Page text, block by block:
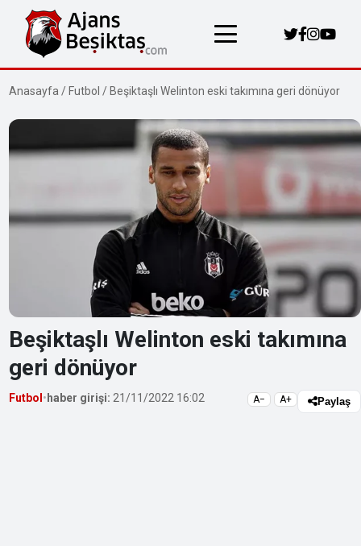
Anasayfa / Futbol / Beşiktaşlı Welinton eski takımına geri dönüyor
Beşiktaşlı Welinton eski takımına
geri dönüyor
Futbol • haber girişi: 21/11/2022 16:02 A− A+ Paylaş